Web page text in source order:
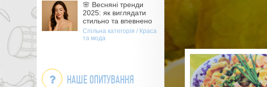
🌸 Весняні тренди
2025: як виглядати
стильно та впевнено
Спільна категорія / Краса
та мода
НАШЕ ОПИТУВАННЯ